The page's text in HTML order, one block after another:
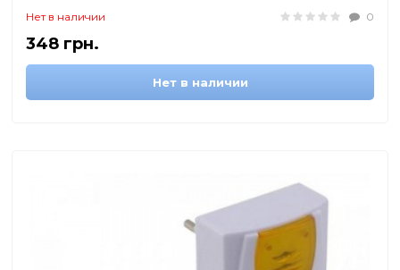
Нет в наличии 0
348 грн.
Нет в наличии